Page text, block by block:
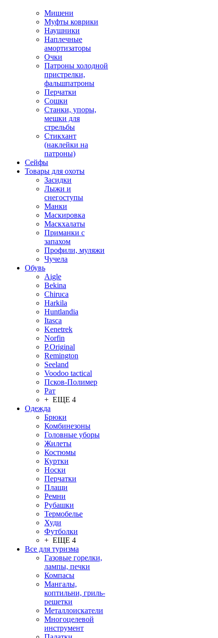
Мишени
Муфты коврики
Наушники
Наплечные
амортизаторы
Очки
Патроны холодной
пристрелки,
фальшпатроны
Перчатки
Сошки
Станки, упоры,
мешки для
стрельбы
Стикхант
(наклейки на
патроны)
Сейфы
Товары для охоты
Засидки
Лыжи и
снегоступы
Манки
Маскировка
Маскхалаты
Приманки с
запахом
Профили, муляжи
Чучела
Обувь
Aigle
Bekina
Chiruсa
Harkila
Huntlandia
Itasca
Kenetrek
Norfin
P.Original
Remington
Seeland
Voodoo tactical
Псков-Полимер
Рат
+ ЕЩЕ 4
Одежда
Брюки
Комбинезоны
Головные уборы
Жилеты
Костюмы
Куртки
Носки
Перчатки
Плащи
Ремни
Рубашки
Термобелье
Худи
Футболки
+ ЕЩЕ 4
Все для туризма
Газовые горелки,
лампы, печки
Компасы
Мангалы,
коптильни, гриль-
решетки
Металлоискатели
Многоцелевой
инструмент